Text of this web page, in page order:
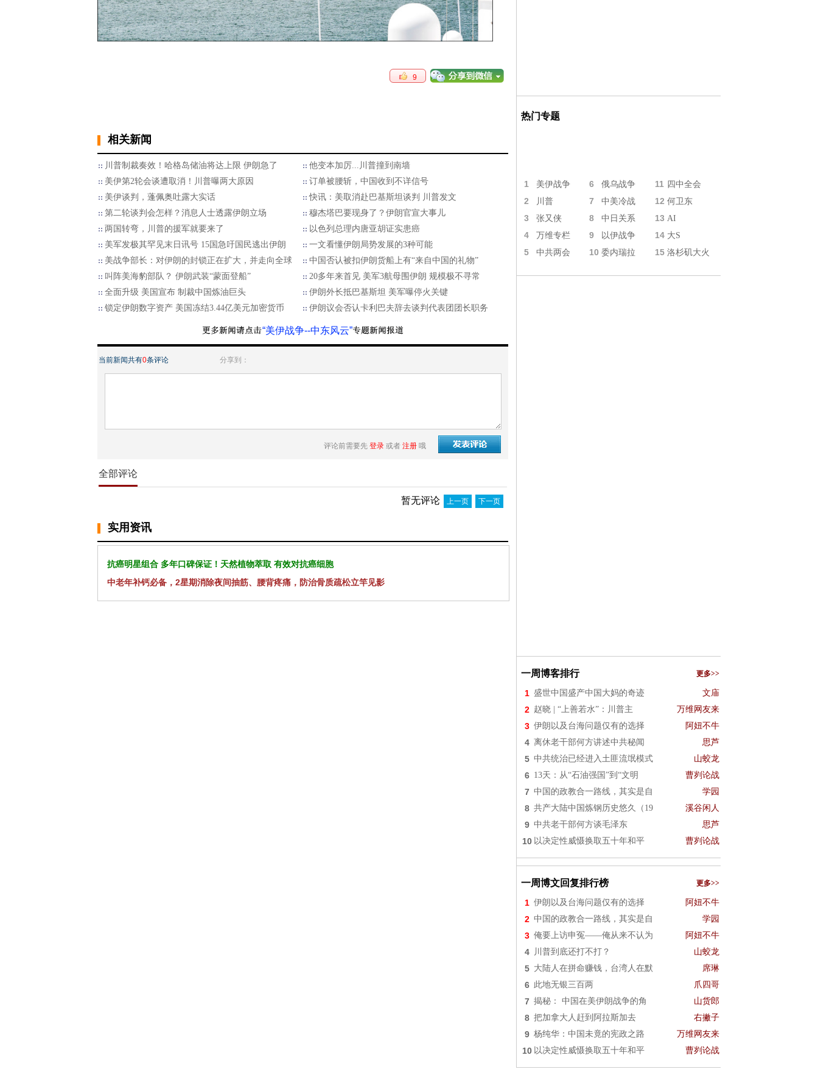
9
相关新闻
川普制裁奏效！哈格岛储油将达上限 伊朗急了
他变本加厉...川普撞到南墙
美伊第2轮会谈遭取消！川普曝两大原因
订单被腰斩，中国收到不详信号
美伊谈判，蓬佩奥吐露大实话
快讯：美取消赴巴基斯坦谈判 川普发文
第二轮谈判会怎样？消息人士透露伊朗立场
穆杰塔巴要现身了？伊朗官宣大事儿
两国转弯，川普的援军就要来了
以色列总理内唐亚胡证实患癌
美军发极其罕见末日讯号 15国急吁国民逃出伊朗
一文看懂伊朗局势发展的3种可能
美战争部长：对伊朗的封锁正在扩大，并走向全球
中国否认被扣伊朗货船上有“来自中国的礼物”
叫阵美海豹部队？ 伊朗武装“蒙面登船”
20多年来首见 美军3航母围伊朗 规模极不寻常
全面升级 美国宣布 制裁中国炼油巨头
伊朗外长抵巴基斯坦 美军曝停火关键
锁定伊朗数字资产 美国冻结3.44亿美元加密货币
伊朗议会否认卡利巴夫辞去谈判代表团团长职务
“美伊战争--中东风云”
当前新闻共有0条评论 分享到：
评论前需要先 登录 或者 注册 哦
全部评论
暂无评论 上一页 下一页
实用资讯
抗癌明星组合 多年口碑保证！天然植物萃取 有效对抗癌细胞
中老年补钙必备，2星期消除夜间抽筋、腰背疼痛，防治骨质疏松立竿见影
热门专题
1 美伊战争 6 俄乌战争 11 四中全会
2 川普 7 中美冷战 12 何卫东
3 张又侠 8 中日关系 13 AI
4 万维专栏 9 以伊战争 14 大S
5 中共两会 10 委内瑞拉 15 洛杉矶大火
一周博客排行 更多>>
1 盛世中国盛产中国大妈的奇迹 文庙
2 赵晓 | “上善若水”：川普主 万维网友来
3 伊朗以及台海问题仅有的选择 阿妞不牛
4 离休老干部何方讲述中共秘闻 思芦
5 中共统治已经进入土匪流氓模式 山蛟龙
6 13天：从“石油强国”到“文明 曹刿论战
7 中国的政教合一路线，其实是自 学园
8 共产大陆中国炼钢历史悠久（19 溪谷闲人
9 中共老干部何方谈毛泽东 思芦
10 以决定性威慑换取五十年和平 曹刿论战
一周博文回复排行榜 更多>>
1 伊朗以及台海问题仅有的选择 阿妞不牛
2 中国的政教合一路线，其实是自 学园
3 俺要上访申冤——俺从来不认为 阿妞不牛
4 川普到底还打不打？ 山蛟龙
5 大陆人在拼命赚钱，台湾人在默 席琳
6 此地无银三百两 爪四哥
7 揭秘： 中国在美伊朗战争的角 山货郎
8 把加拿大人赶到阿拉斯加去 右撇子
9 杨纯华：中国未竟的宪政之路 万维网友来
10 以决定性威慑换取五十年和平 曹刿论战